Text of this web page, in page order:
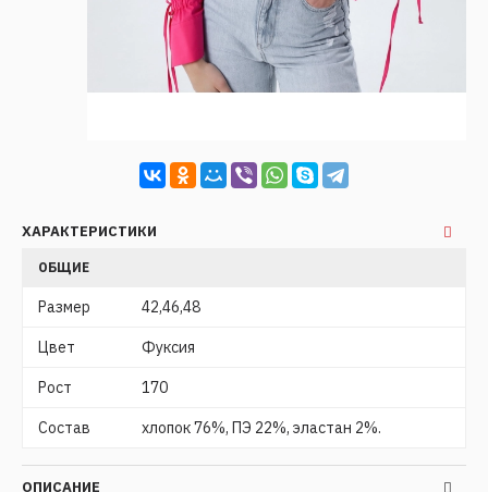
ХАРАКТЕРИСТИКИ
ОБЩИЕ
Размер 42,46,48
Цвет Фуксия
Рост 170
Состав хлопок 76%, ПЭ 22%, эластан 2%.
ОПИСАНИЕ